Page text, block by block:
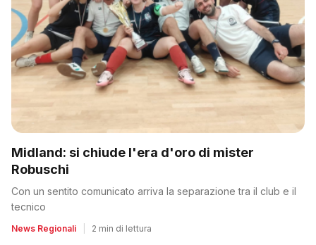
Midland: si chiude l'era d'oro di mister
Robuschi
Con un sentito comunicato arriva la separazione tra il club e il
tecnico
News Regionali 2 min di lettura